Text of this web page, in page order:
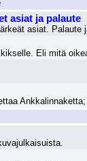
asiat ja palaute
asiat.
Eli mitä